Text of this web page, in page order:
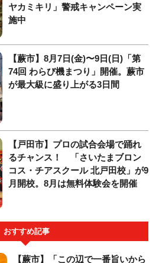
ヤカミキリ」警戒キャンペーン実
施中
【蕨市】8月7日(金)〜9日(日)「第
74回 わらび機まつり」開催。蕨市
が最大級に盛り上がる3日間
【戸田市】プロの試合会場で踊れ
るチャンス！ 「さいたまブロン
コス・チアスクール 北戸田校」が9
月開校。8月は無料体験会を開催
おすすめ記事
【蕨市】「この辺で一番旨いから